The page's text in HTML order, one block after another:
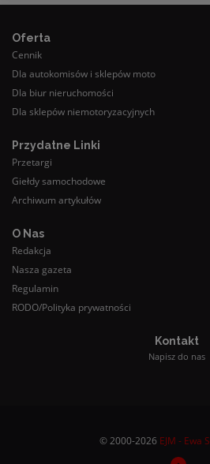
Oferta
Cennik
Dla autokomisów i sklepów moto
Dla biur nieruchomości
Dla sklepów niemotoryzacyjnych
Przydatne Linki
Przetargi
Giełdy samochodowe
Archiwum artykułów
O Nas
Redakcja
Nasza gazeta
Regulamin
RODO/Polityka prywatności
Kontakt
Napisz do nas
© 2000-2026 EJM - Ewa